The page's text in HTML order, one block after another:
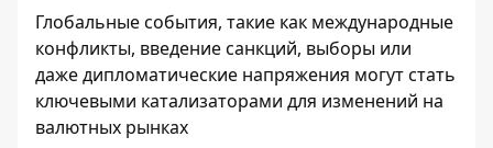
Глобальные события, такие как международные
конфликты, введение санкций, выборы или
даже дипломатические напряжения могут стать
ключевыми катализаторами для изменений на
валютных рынках